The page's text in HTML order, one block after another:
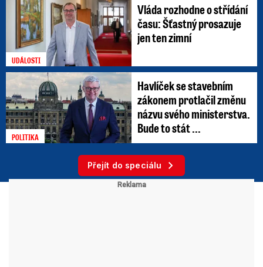
UDÁLOSTI
Vláda rozhodne o střídání
času: Šťastný prosazuje
jen ten zimní
POLITIKA
Havlíček se stavebním
zákonem protlačil změnu
názvu svého ministerstva.
Bude to stát ...
Přejít do speciálu